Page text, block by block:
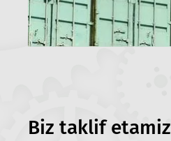
Biz taklif etamiz